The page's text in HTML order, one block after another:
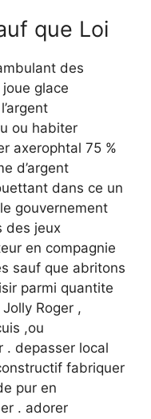
que Loi
des
glace
ou habiter
axerophtal 75 %
d’argent
dans ce un
gouvernement
des jeux
en compagnie
sauf que abritons
parmi quantite
Roger ,
,ou
. depasser local
fabriquer
pur en
. adorer